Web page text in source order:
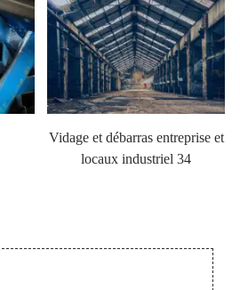
Vidage et débarras entreprise et
locaux industriel 34